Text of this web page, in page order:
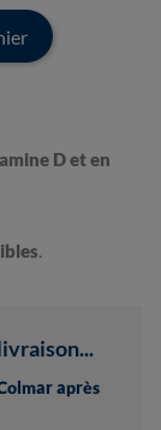
D et en
.
après